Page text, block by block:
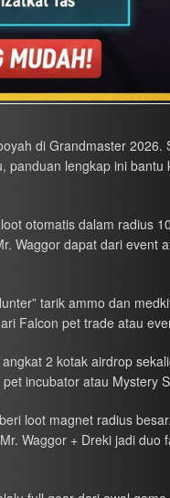
di Grandmaster 2026.
panduan lengkap ini bantu
otomatis dalam radius
Waggor dapat dari event
tarik ammo dan
Falcon pet trade atau
2 kotak airdrop
incubator atau Mystery
loot magnet radius
Waggor + Dreki jadi duo